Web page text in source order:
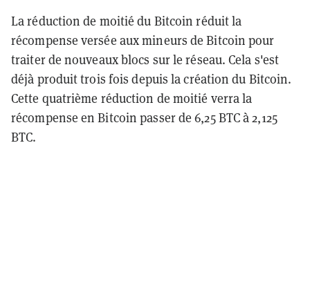
La réduction de moitié du Bitcoin réduit la
récompense versée aux mineurs de Bitcoin pour
traiter de nouveaux blocs sur le réseau. Cela s'est
déjà produit trois fois depuis la création du Bitcoin.
Cette quatrième réduction de moitié verra la
récompense en Bitcoin passer de 6,25 BTC à 2,125
BTC.